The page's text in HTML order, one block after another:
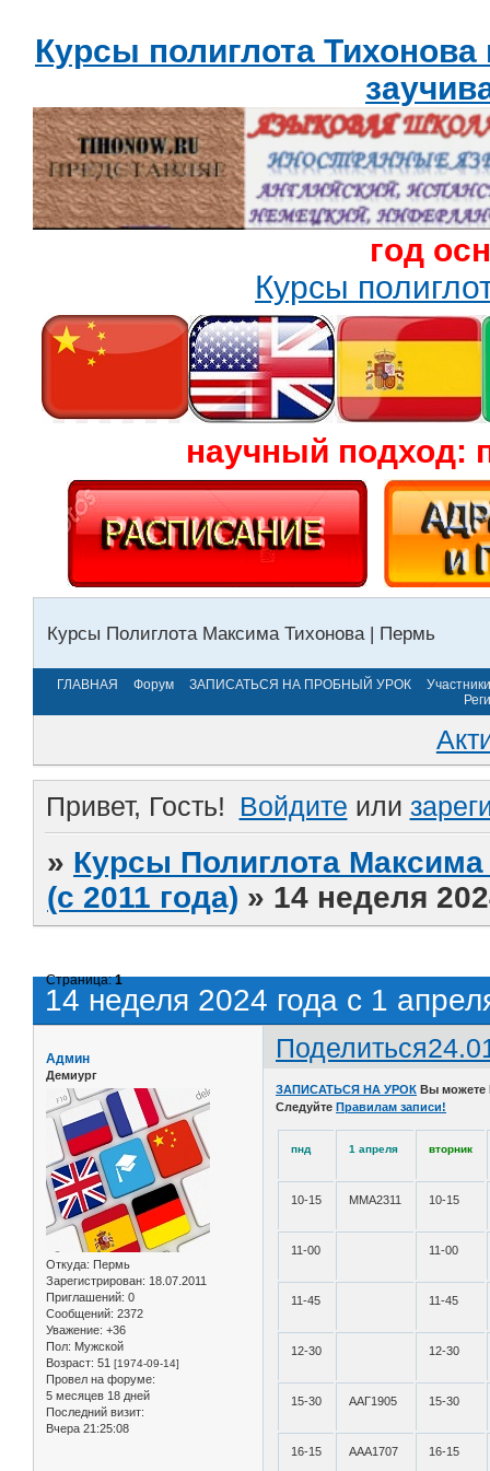
Курсы полиглота
год
Курсы
научный подход:
Курсы Полиглота Максима Тихонова | Пермь
ГЛАВНАЯ Форум ЗАПИСАТЬСЯ НА ПРОБНЫЙ УРОК
Участники
Привет, Гость! Войдите или
» Курсы Полиглота
(с 2011 года) » 14 неделя
14 неделя 2024 года с 1
Страница:1
Поделиться
Админ
Демиург
Откуда: Пермь
Зарегистрирован: 18.07.2011
Приглашений: 0
Сообщений: 2372
Уважение: +36
Пол: Мужской
Возраст: 51 [1974-09-14]
Провел на форуме:
5 месяцев 18 дней
Последний визит:
Вчера 21:25:08
ЗАПИСАТЬСЯ НА УРОК Вы
Следуйте Правилам записи!
пнд 1 апреля вторник
10-15 ММА2311 10-15
11-00 11-00
11-45 11-45
12-30 12-30
15-30 ААГ1905 15-30
16-15 ААА1707 16-15